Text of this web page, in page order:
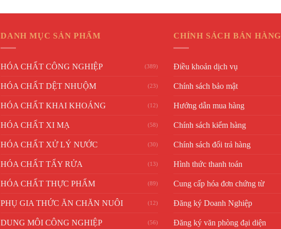
DANH MỤC SẢN PHẨM
HÓA CHẤT CÔNG NGHIỆP (389)
HÓA CHẤT DỆT NHUỘM (23)
HÓA CHẤT KHAI KHOÁNG (12)
HÓA CHẤT XI MẠ (58)
HÓA CHẤT XỬ LÝ NƯỚC (30)
HÓA CHẤT TẨY RỬA (13)
HÓA CHẤT THỰC PHẨM (89)
PHỤ GIA THỨC ĂN CHĂN NUÔI (12)
DUNG MÔI CÔNG NGHIỆP (56)
CHÍNH SÁCH BÁN HÀNG
Điều khoản dịch vụ
Chính sách bảo mật
Hướng dẫn mua hàng
Chính sách kiểm hàng
Chính sách đổi trả hàng
Hình thức thanh toán
Cung cấp hóa đơn chứng từ
Đăng ký Doanh Nghiệp
Đăng ký văn phòng đại diện